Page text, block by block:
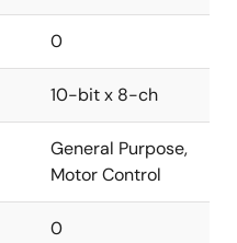
0
10-bit x 8-ch
General Purpose,
Motor Control
0